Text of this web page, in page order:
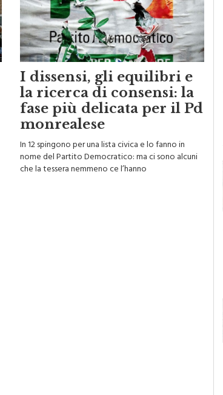
I dissensi, gli equilibri e
la ricerca di consensi: la
fase più delicata per il Pd
monrealese
In 12 spingono per una lista civica e lo fanno in
nome del Partito Democratico: ma ci sono alcuni
che la tessera nemmeno ce l’hanno